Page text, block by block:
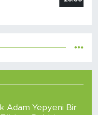
Adam Yepyeni Bir